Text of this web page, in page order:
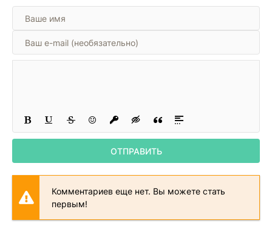
21
23
27
29
30
ОТПРАВИТЬ
Комментариев еще нет. Вы можете стать
первым!